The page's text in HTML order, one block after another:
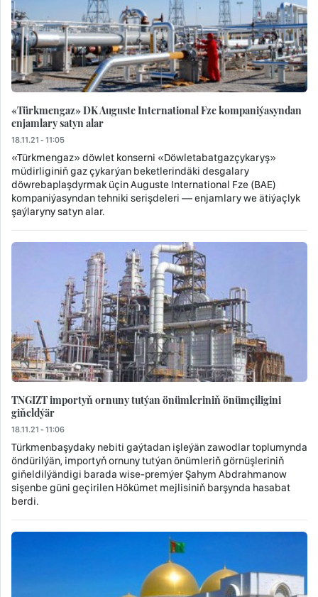
«Türkmengaz» DK Auguste International Fze kompaniýasyndan
enjamlary satyn alar
18.11.21 - 11:05
«Türkmengaz» döwlet konserni «Döwletabatgazçykaryş»
müdirliginiň gaz çykarýan beketlerindäki desgalary
döwrebaplaşdyrmak üçin Auguste International Fze (BAE)
kompaniýasyndan tehniki serişdeleri — enjamlary we ätiýaçlyk
şaýlaryny satyn alar.
TNGIZT importyň ornuny tutýan önümleriniň önümçiligini
giňeldýär
18.11.21 - 11:06
Türkmenbaşydaky nebiti gaýtadan işleýän zawodlar toplumynda
öndürilýän, importyň ornuny tutýan önümleriň görnüşleriniň
giňeldilýändigi barada wise-premýer Şahym Abdrahmanow
sişenbe güni geçirilen Hökümet mejlisiniň barşynda hasabat
berdi.